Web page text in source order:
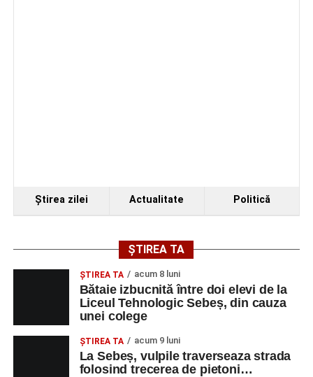
Ştirea zilei Actualitate Politică
ȘTIREA TA
ŞTIREA TA acum 8 luni
Bătaie izbucnită între doi elevi de la
Liceul Tehnologic Sebeș, din cauza
unei colege
ŞTIREA TA acum 9 luni
La Sebeș, vulpile traverseaza strada
folosind trecerea de pietoni…